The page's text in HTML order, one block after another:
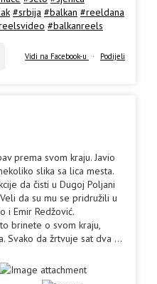
#srbija #balkan #reeldana
#balkanreels
Vidi na Facebook-u · Podijeli
prema svom kraju. Javio
slika sa lica mesta.
da čisti u Dugoj Poljani
da su mu se pridružili u
i Emir Redžović.
brinete o svom kraju,
Svako da žrtvuje sat dva ...